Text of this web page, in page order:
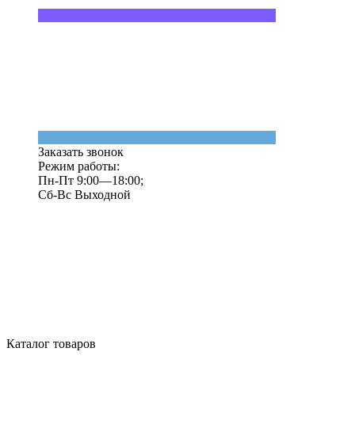
Заказать звонок
Режим работы:
Пн-Пт 9:00—18:00;
Сб-Вс Выходной
Каталог товаров